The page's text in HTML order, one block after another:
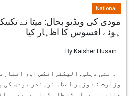
Read More...
National
مودی کی ویڈیو بحال: میٹا نے
ہوئے افسوس کا اظہار کیا
By Kaisher Husain